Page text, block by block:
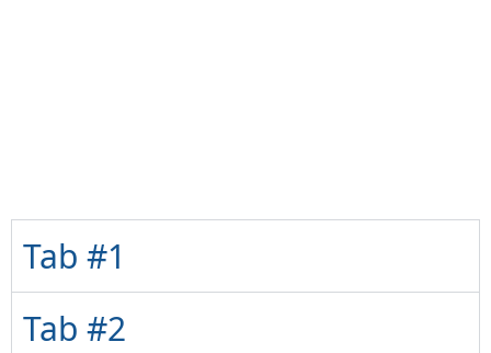
Tab #1
Tab #2